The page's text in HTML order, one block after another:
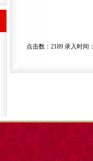
点击数：2189 录入时间